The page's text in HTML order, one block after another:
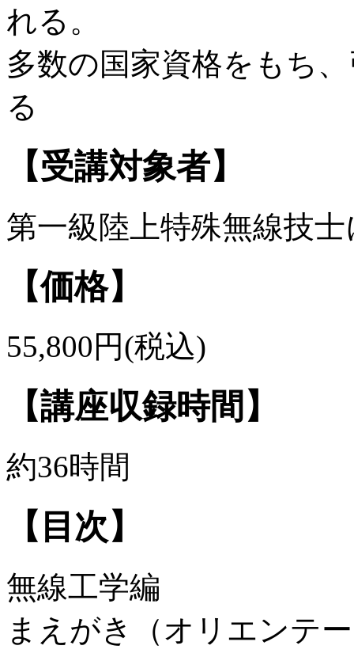
れる。
多数の国家資格をもち
る
【受講対象者】
第一級陸上特殊無線技
【価格】
55,800円(税込)
【講座収録時間】
約36時間
【目次】
無線工学編
まえがき（オリエンテ